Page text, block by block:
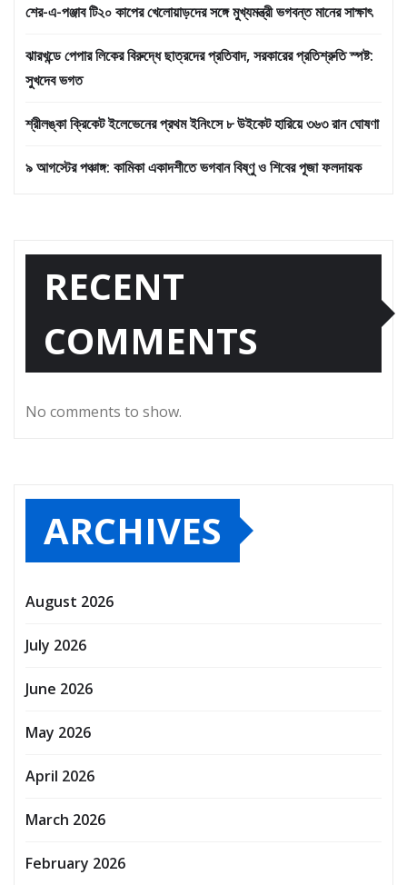
শের-এ-পঞ্জাব টি২০ কাপের খেলোয়াড়দের সঙ্গে মুখ্যমন্ত্রী ভগবন্ত মানের সাক্ষাৎ
ঝারখন্ডে পেপার লিকের বিরুদ্ধে ছাত্রদের প্রতিবাদ, সরকারের প্রতিশ্রুতি স্পষ্ট:
সুখদেব ভগত
শ্রীলঙ্কা ক্রিকেট ইলেভেনের প্রথম ইনিংসে ৮ উইকেট হারিয়ে ৩৬৩ রান ঘোষণা
৯ আগস্টের পঞ্চাঙ্গ: কামিকা একাদশীতে ভগবান বিষ্ণু ও শিবের পূজা ফলদায়ক
RECENT
COMMENTS
No comments to show.
ARCHIVES
August 2026
July 2026
June 2026
May 2026
April 2026
March 2026
February 2026